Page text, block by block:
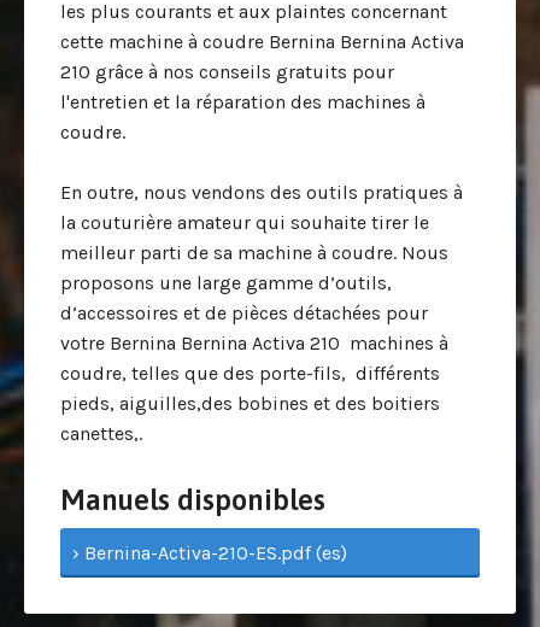
les plus courants et aux plaintes concernant
cette machine à coudre Bernina Bernina Activa
210 grâce à nos conseils gratuits pour
l'entretien et la réparation des machines à
coudre.
En outre, nous vendons des outils pratiques à
la couturière amateur qui souhaite tirer le
meilleur parti de sa machine à coudre. Nous
proposons une large gamme d’outils,
d’accessoires et de pièces détachées pour
votre Bernina Bernina Activa 210 machines à
coudre, telles que des porte-fils, différents
pieds, aiguilles,des bobines et des boitiers
canettes,.
Manuels disponibles
› Bernina-Activa-210-ES.pdf (es)